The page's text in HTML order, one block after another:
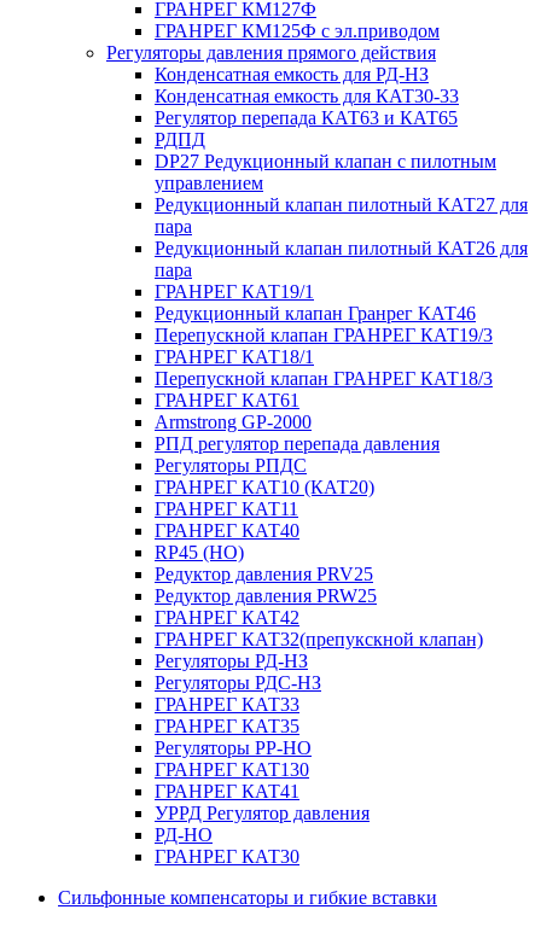
ГРАНРЕГ КМ127Ф
ГРАНРЕГ КМ125Ф с эл.приводом
Регуляторы давления прямого действия
Конденсатная емкость для РД-НЗ
Конденсатная емкость для КАТ30-33
Регулятор перепада КАТ63 и КАТ65
РДПД
DP27 Редукционный клапан с пилотным
управлением
Редукционный клапан пилотный КАТ27 для
пара
Редукционный клапан пилотный КАТ26 для
пара
ГРАНРЕГ КАТ19/1
Редукционный клапан Гранрег КАТ46
Перепускной клапан ГРАНРЕГ КАТ19/3
ГРАНРЕГ КАТ18/1
Перепускной клапан ГРАНРЕГ КАТ18/3
ГРАНРЕГ КАТ61
Armstrong GP-2000
РПД регулятор перепада давления
Регуляторы РПДС
ГРАНРЕГ КАТ10 (КАТ20)
ГРАНРЕГ КАТ11
ГРАНРЕГ КАТ40
RP45 (НО)
Редуктор давления PRV25
Редуктор давления PRW25
ГРАНРЕГ КАТ42
ГРАНРЕГ КАТ32(препукскной клапан)
Регуляторы РД-НЗ
Регуляторы РДС-НЗ
ГРАНРЕГ КАТ33
ГРАНРЕГ КАТ35
Регуляторы РР-НО
ГРАНРЕГ КАТ130
ГРАНРЕГ КАТ41
УРРД Регулятор давления
РД-НО
ГРАНРЕГ КАТ30
Сильфонные компенсаторы и гибкие вставки